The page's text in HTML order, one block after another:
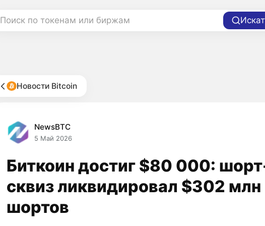
Поиск по токенам или биржам
Новости Bitcoin
NewsBTC
5 Май 2026
Биткоин достиг $80 000:
сквиз ликвидировал $302 млн
шортов